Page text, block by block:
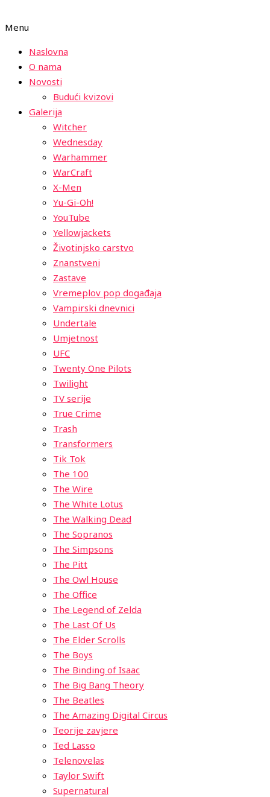
Menu
Naslovna
O nama
Novosti
Budući kvizovi
Galerija
Witcher
Wednesday
Warhammer
WarCraft
X-Men
Yu-Gi-Oh!
YouTube
Yellowjackets
Životinjsko carstvo
Znanstveni
Zastave
Vremeplov pop događaja
Vampirski dnevnici
Undertale
Umjetnost
UFC
Twenty One Pilots
Twilight
TV serije
True Crime
Trash
Transformers
Tik Tok
The 100
The Wire
The White Lotus
The Walking Dead
The Sopranos
The Simpsons
The Pitt
The Owl House
The Office
The Legend of Zelda
The Last Of Us
The Elder Scrolls
The Boys
The Binding of Isaac
The Big Bang Theory
The Beatles
The Amazing Digital Circus
Teorije zavjere
Ted Lasso
Telenovelas
Taylor Swift
Supernatural